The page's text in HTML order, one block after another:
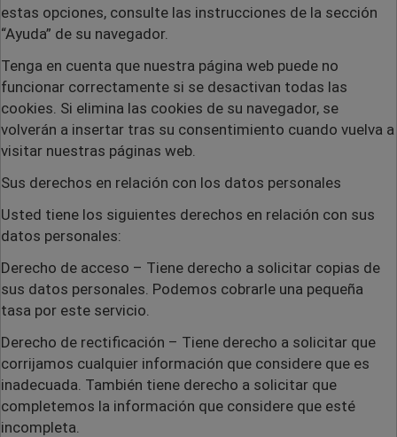
estas opciones, consulte las instrucciones de la sección
“Ayuda” de su navegador.
Tenga en cuenta que nuestra página web puede no
funcionar correctamente si se desactivan todas las
cookies. Si elimina las cookies de su navegador, se
volverán a insertar tras su consentimiento cuando vuelva a
visitar nuestras páginas web.
Sus derechos en relación con los datos personales
Usted tiene los siguientes derechos en relación con sus
datos personales:
Derecho de acceso – Tiene derecho a solicitar copias de
sus datos personales. Podemos cobrarle una pequeña
tasa por este servicio.
Derecho de rectificación – Tiene derecho a solicitar que
corrijamos cualquier información que considere que es
inadecuada. También tiene derecho a solicitar que
completemos la información que considere que esté
incompleta.